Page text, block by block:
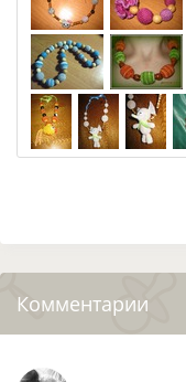
Комментарии